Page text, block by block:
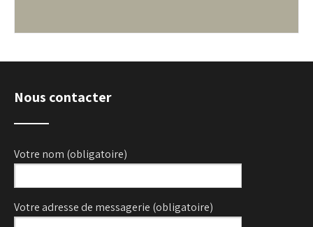
Nous contacter
Votre nom (obligatoire)
Votre adresse de messagerie (obligatoire)